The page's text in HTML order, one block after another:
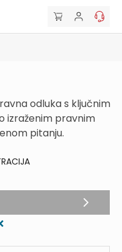
odluka s ključnim
izraženim pravnim
pitanju.